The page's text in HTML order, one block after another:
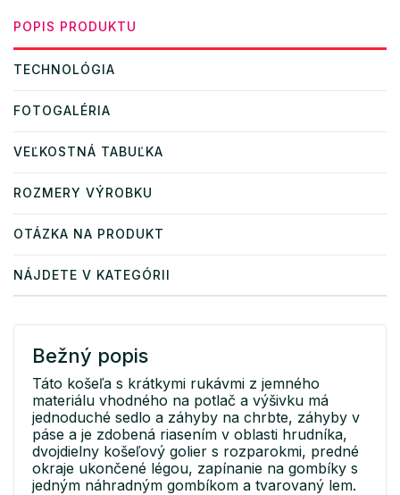
POPIS PRODUKTU
TECHNOLÓGIA
FOTOGALÉRIA
VEĽKOSTNÁ TABUĽKA
ROZMERY VÝROBKU
OTÁZKA NA PRODUKT
NÁJDETE V KATEGÓRII
Bežný popis
Táto košeľa s krátkymi rukávmi z jemného
materiálu vhodného na potlač a výšivku má
jednoduché sedlo a záhyby na chrbte, záhyby v
páse a je zdobená riasením v oblasti hrudníka,
dvojdielny košeľový golier s rozparokmi, predné
okraje ukončené légou, zapínanie na gombíky s
jedným náhradným gombíkom a tvarovaný lem.